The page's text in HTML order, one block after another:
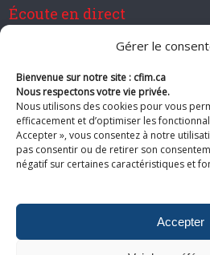
Gérer le
Bienvenue sur notre site : cfim.ca
Nous respectons votre vie privée.
Nous utilisons des cookies pour vous
efficacement et d’optimiser les
Accepter », vous consentez à notre
pas consentir ou de retirer son
négatif sur certaines caractéristiques et
Accepter
Écoute en direct
Devenir membre de CFIM
Suivez-